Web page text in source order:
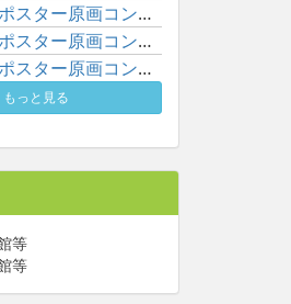
令和６年度ポスター原画コンクール入賞作品一覧
令和５年度ポスター原画コンクール入賞作品一覧
令和３年度ポスター原画コンクール入賞作品一覧
もっと見る
等
等